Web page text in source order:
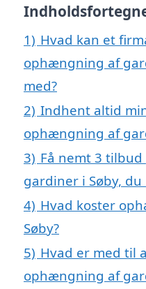
1) Hvad kan et
ophængning af
med?
2) Indhent altid
ophængning af
3) Få nemt 3
gardiner i Søby,
4) Hvad koster
Søby?
5) Hvad er med til
ophængning af